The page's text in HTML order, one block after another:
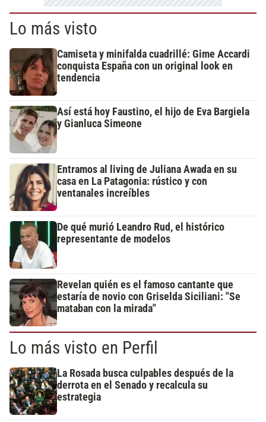
Lo más visto
Camiseta y minifalda cuadrillé: Gime Accardi
conquista España con un original look en
tendencia
Así está hoy Faustino, el hijo de Eva Bargiela
y Gianluca Simeone
Entramos al living de Juliana Awada en su
casa en La Patagonia: rústico y con
ventanales increíbles
De qué murió Leandro Rud, el histórico
representante de modelos
Revelan quién es el famoso cantante que
estaría de novio con Griselda Siciliani: "Se
mataban con la mirada"
Lo más visto en Perfil
La Rosada busca culpables después de la
derrota en el Senado y recalcula su
estrategia